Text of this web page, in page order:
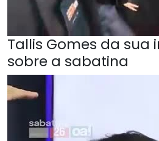
Tallis Gomes da sua
sobre a sabatina